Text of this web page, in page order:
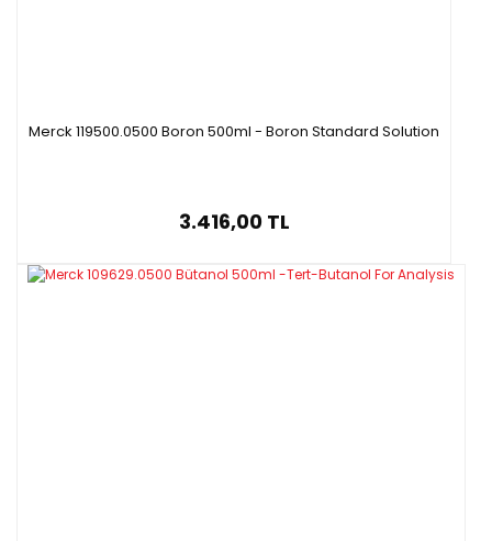
Merck 119500.0500 Boron 500ml - Boron Standard Solution
3.416,00 TL